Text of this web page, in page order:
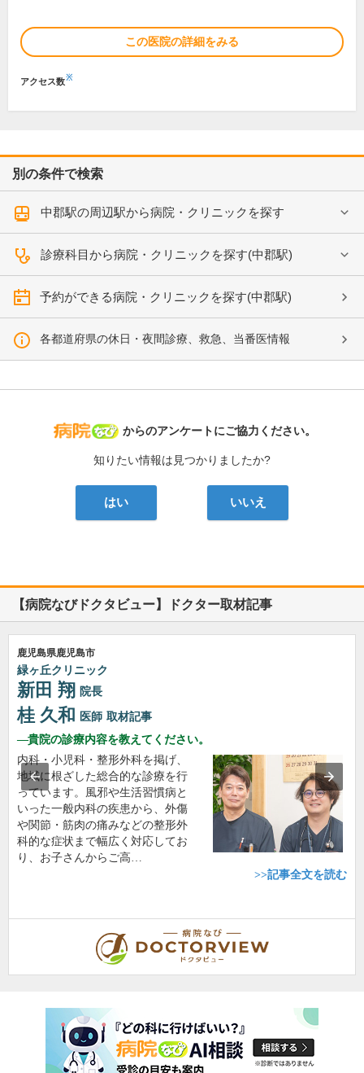
この医院の詳細をみる
アクセス数※
別の条件で検索
中郡駅の周辺駅から病院・クリニックを探す
診療科目から病院・クリニックを探す(中郡駅)
予約ができる病院・クリニックを探す(中郡駅)
各都道府県の休日・夜間診療、救急、当番医情報
病院なび
からのアンケートにご協力ください。
知りたい情報は見つかりましたか?
はい いいえ
【病院なびドクタビュー】ドクター取材記事
鹿児島県鹿児島市
緑ヶ丘クリニック
新田 翔 院長
桂 久和 医師 取材記事
貴院の診療内容を教えてください。
内科・小児科・整形外科を掲げ、
地域に根ざした総合的な診療を行
っています。風邪や生活習慣病と
いった一般内科の疾患から、外傷
や関節・筋肉の痛みなどの整形外
科的な症状まで幅広く対応してお
り、お子さんからご高…
>>記事全文を読む